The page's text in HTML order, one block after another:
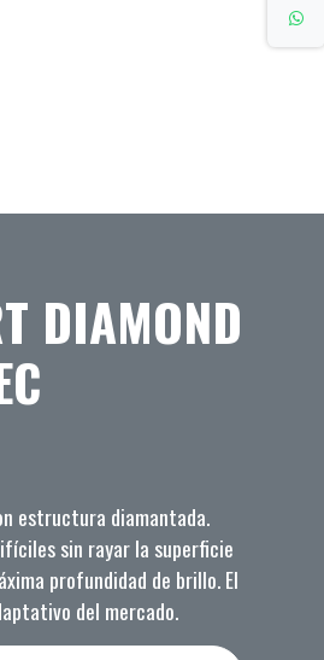
DIAMOND
estructura diamantada.
sin rayar la superficie
profundidad de brillo. El
del mercado.